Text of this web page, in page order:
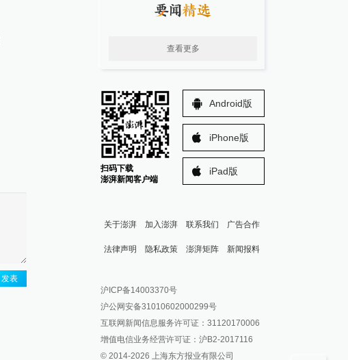
发表
查看更多
扫码下载
澎湃新闻客户端
Android版
iPhone版
iPad版
关于澎湃 加入澎湃 联系我们 广告合作
法律声明 隐私政策 澎湃矩阵
澎湃新闻公众号
澎湃新闻抖音号
派生万物开放平台
IP SHANGHAI
新闻报料
报料邮箱: news@thepaper.cn
沪ICP备14003370号
沪公网安备31010602000299号
互联网新闻信息服务许可证：31120170006
增值电信业务经营许可证：沪B2-2017116
© 2014-2026 上海东方报业有限公司